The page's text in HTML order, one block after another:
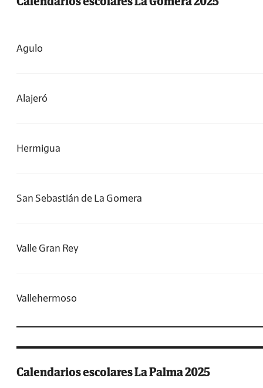
Agulo
Alajeró
Hermigua
San Sebastián de La Gomera
Valle Gran Rey
Vallehermoso
Calendarios escolares La Palma 2025